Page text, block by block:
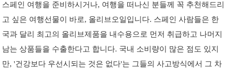
스페인 여행을 준비하시거나, 여행을 떠나신 분들께 꼭 추천해드리
고 싶은 여행선물이 바로, 올리브오일입니다. 스페인 사람들은 한
국과 달리 최고의 올리브제품을 내수용으로 먼저 취급하고 나머지
남는 상품들을 수출한다고 합니다. 국내 소비량이 많은 점도 있지
만, '건강보다 우선시되는 것은 없다'는 그들의 사고방식에서 그 차